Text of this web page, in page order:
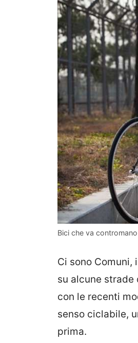
Bici che va
Ci sono
su alcune
con le recenti
senso ciclabile,
prima.